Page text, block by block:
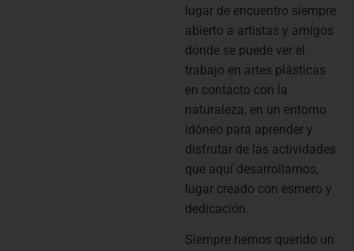
lugar de encuentro siempre
abierto a artistas y amigos
donde se puede ver el
trabajo en artes plásticas
en contacto con la
naturaleza, en un entorno
idóneo para aprender y
disfrutar de las actividades
que aquí desarrollamos,
lugar creado con esmero y
dedicación.
Siempre hemos querido un